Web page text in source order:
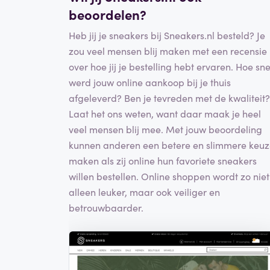
beoordelen?
Heb jij je sneakers bij Sneakers.nl besteld? Je
zou veel mensen blij maken met een recensie
over hoe jij je bestelling hebt ervaren. Hoe
werd jouw online aankoop bij je thuis
afgeleverd? Ben je tevreden met de kwaliteit?
Laat het ons weten, want daar maak je heel
veel mensen blij mee. Met jouw beoordeling
kunnen anderen een betere en slimmere
maken als zij online hun favoriete sneakers
willen bestellen. Online shoppen wordt zo niet
alleen leuker, maar ook veiliger en
betrouwbaarder.